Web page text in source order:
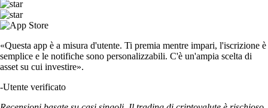
«Questa app è a misura d'utente. Ti premia mentre impari, l'iscrizione è
semplice e le notifiche sono personalizzabili. C'è un'ampia scelta di
asset su cui investire».
-Utente verificato